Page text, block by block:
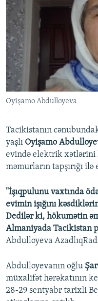
Oyişamo Abdulloyeva
Tacikistanın
yaşlı Oyişamo
evində elektrik xətlərini
məmurların tapşırığı
"İşıqpulunu vaxtında
evimin işığını
Dedilər ki, hökumətin
Almaniyada Tacikistan
Abdulloyeva
Abdulloyevanın oğlu
müxalifət hərəkatının
28-29 sentyabr tarixli